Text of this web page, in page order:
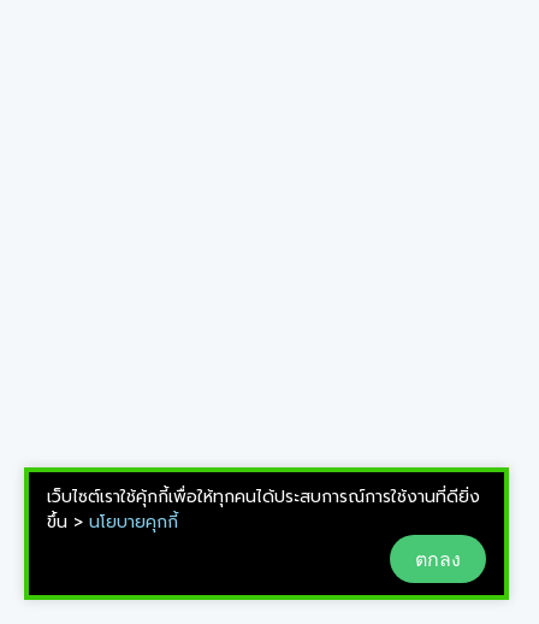
เว็บไซต์เราใช้คุ้กกี้เพื่อให้ทุกคนได้ประสบการณ์การใช้งานที่ดียิ่ง
ขึ้น > นโยบายคุกกี้
ตกลง